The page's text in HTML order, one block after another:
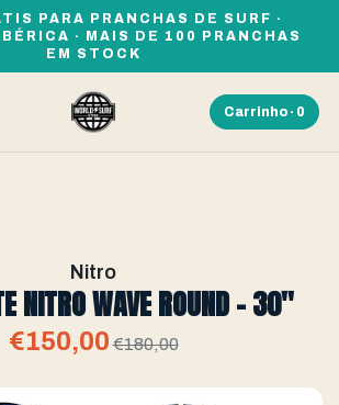
PARA PRANCHAS DE SURF ·
· MAIS DE 100 PRANCHAS
EM STOCK
Carrinho · 0
Nitro
NITRO WAVE ROUND - 30''
€150,00 €180,00